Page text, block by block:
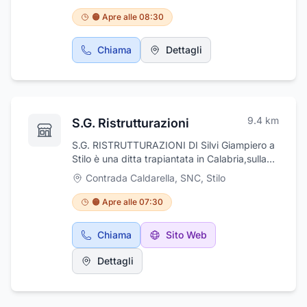
🟠 Apre alle 08:30
Chiama Dettagli
S.G. Ristrutturazioni 9.4 km
S.G. RISTRUTTURAZIONI DI Silvi Giampiero a
Stilo è una ditta trapiantata in Calabria,sulla
costa jonica ,ma che ha sede
operativa,svolgendo numerose attivita' di
ristrutturazioni anche nel territorio
laziale(Roma). Si occupa di ristrutturazioni
chiavi in mano per appartamenti ed ogni
tipologia di attivita' commerciale. Il cliente non
dovra' preoccuparsi di nulla potendo contare
su personale qualificato in grado di
risolvendo ogni tipo di problematica. La S.G.
Contrada Caldarella, SNC, Stilo
🟠 Apre alle 07:30
Chiama Sito Web
Dettagli